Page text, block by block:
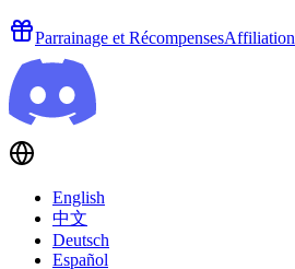
Parrainage et RécompensesAffiliation
English
中文
Deutsch
Español